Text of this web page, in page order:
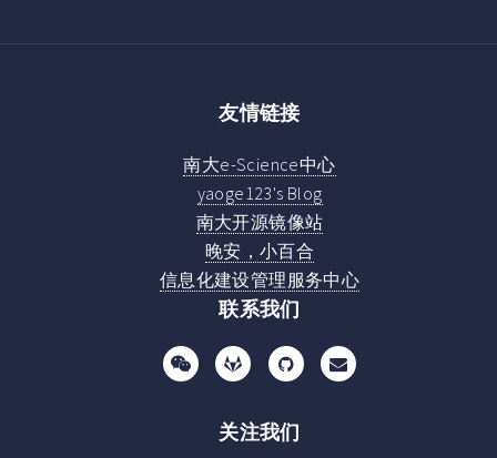
友情链接
南大e-Science中心
yaoge123's Blog
南大开源镜像站
晚安，小百合
信息化建设管理服务中心
联系我们
关注我们